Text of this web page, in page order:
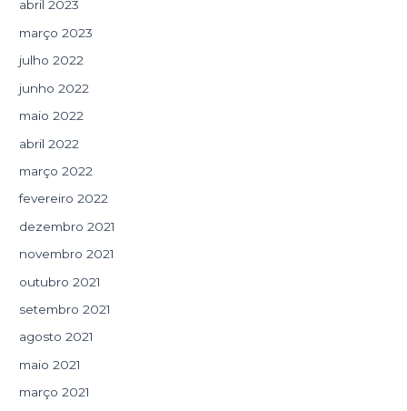
abril 2023
março 2023
julho 2022
junho 2022
maio 2022
abril 2022
março 2022
fevereiro 2022
dezembro 2021
novembro 2021
outubro 2021
setembro 2021
agosto 2021
maio 2021
março 2021